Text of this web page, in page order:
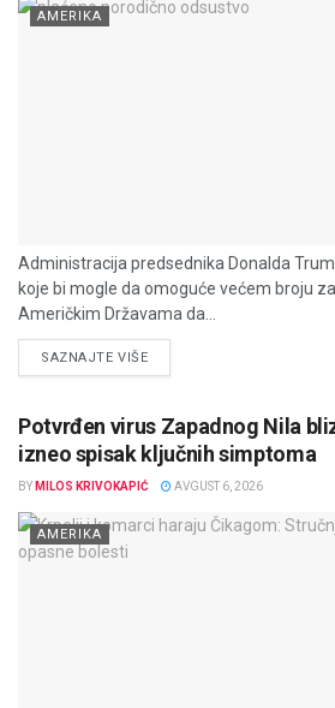
AMERIKA
Administracija predsednika Donalda
koje bi mogle da omoguće većem broju
Američkim Državama da...
SAZNAJTE VIŠEDETAILS
Potvrđen virus Zapadnog Nila
izneo spisak ključnih simptoma
BY MILOS KRIVOKAPIĆ AVGUST 6, 2026
AMERIKA